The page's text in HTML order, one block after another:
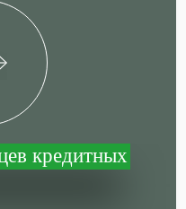
кредитных